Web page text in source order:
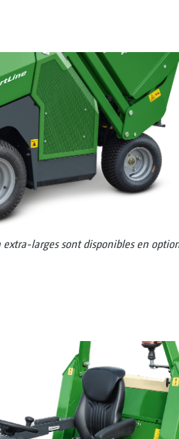
extra-larges sont disponibles en